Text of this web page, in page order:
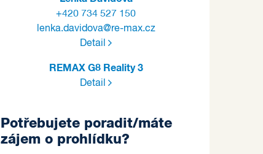
+420 734 527 150
lenka.davidova@re-max.cz
Detail
REMAX G8 Reality 3
Detail
Potřebujete poradit/máte
zájem o prohlídku?